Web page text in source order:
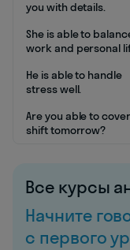
you with details.
She is able to
work and personal
He is able to handle
stress well.
Are you able to
shift tomorrow?
Все курсы
Начните
с первого